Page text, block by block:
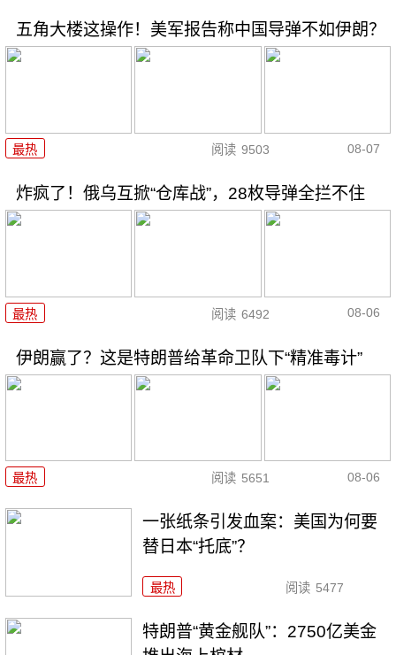
五角大楼这操作！美军报告称中国导弹不如伊朗？
最热 阅读 9503 08-07
炸疯了！俄乌互掀“仓库战”，28枚导弹全拦不住
最热 阅读 6492 08-06
伊朗赢了？这是特朗普给革命卫队下“精准毒计”
最热 阅读 5651 08-06
一张纸条引发血案：美国为何要
替日本“托底”？
最热 阅读 5477
特朗普“黄金舰队”：2750亿美金